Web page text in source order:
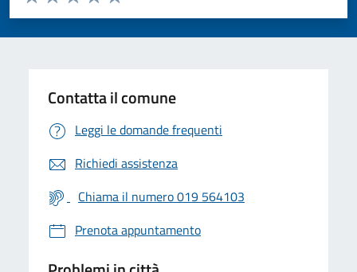
Valuta 5 stelle su 5
Valuta 4 stelle su 5
Valuta 3 stelle su 5
Valuta 2 stelle su 5
Valuta 1 stelle su 5
Contatta il comune
Leggi le domande frequenti
Richiedi assistenza
Chiama il numero 019 564103
Prenota appuntamento